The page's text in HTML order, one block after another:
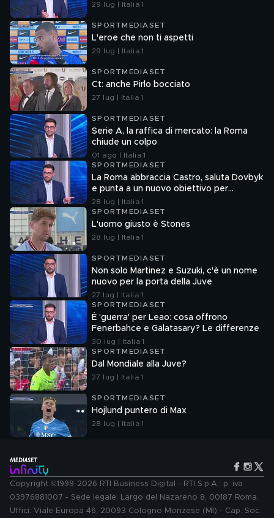
29 lug | Italia 1
SPORTMEDIASET
L'eroe che non ti aspetti
29 lug | Italia 1
SPORTMEDIASET
Ct: anche Pirlo bocciato
27 lug | Italia 1
SPORTMEDIASET
Serie A, la raffica di mercato: la Roma
chiude un colpo
01 ago | Italia 1
SPORTMEDIASET
La Roma abbraccia Castro, saluta Dovbyk
e punta a un nuovo obiettivo per
l'attacco
28 lug | Italia 1
SPORTMEDIASET
L'uomo giusto è Stones
28 lug | Italia 1
SPORTMEDIASET
Non solo Martinez e Suzuki, c'è un nome
nuovo per la porta della Juve
27 lug | Italia 1
SPORTMEDIASET
È 'guerra' per Leao: cosa offrono
Fenerbahce e Galatasary? Le differenze
30 lug | Italia 1
SPORTMEDIASET
Dal Mondiale alla Juve?
27 lug | Italia 1
SPORTMEDIASET
Hojlund puntero di Max
28 lug | Italia 1
Copyright ©1999-2026 RTI Business Digital - RTI S.p.A.: p. iva
03976881007 - Sede legale: Largo del Nazareno 8, 00187 Roma.
Uffici: Viale Europa 46, 20093 Cologno Monzese (MI) - Cap. Soc.